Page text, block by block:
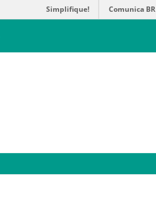
Simplifique! Comunica BR